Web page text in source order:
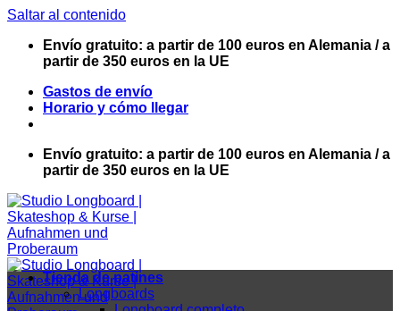
Saltar al contenido
Envío gratuito: a partir de 100 euros en Alemania / a
partir de 350 euros en la UE
Gastos de envío
Horario y cómo llegar
Envío gratuito: a partir de 100 euros en Alemania / a
partir de 350 euros en la UE
Tienda de patines
Longboards